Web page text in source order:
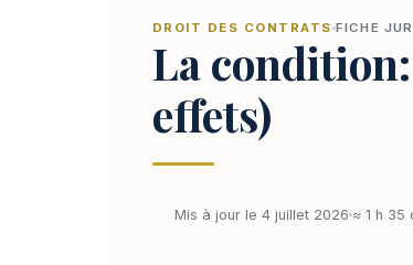
DROIT DES CONTRATS FICHE
La
effets)
Mis à jour le 4 juillet 2026 ≈ 1 h 35